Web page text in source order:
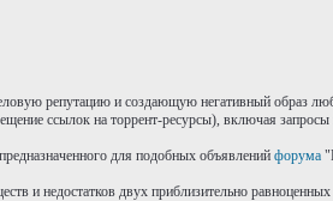
репутацию и создающую негативный образ
ссылок на торрент-ресурсы), включая
для подобных объявлений форума
и недостатков двух приблизительно